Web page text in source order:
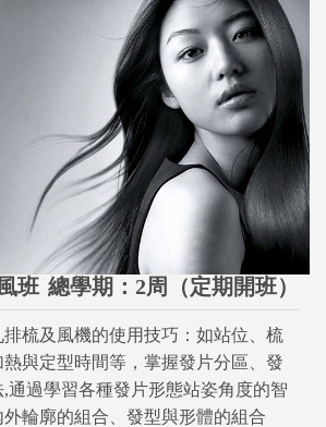
班 總學期：2周（定期開班）
梳及風機的使用技巧：如站位、梳
與定型時間等，掌握發片分區、發
通過學習各種發片形態站姿角度的智
輪廓的組合、發型與形體的組合